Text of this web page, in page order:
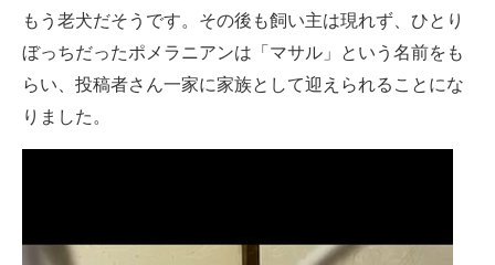
もう老犬だそうです。その後も飼い主は現れず、ひとり
ぼっちだったポメラニアンは「マサル」という名前をも
らい、投稿者さん一家に家族として迎えられることにな
りました。